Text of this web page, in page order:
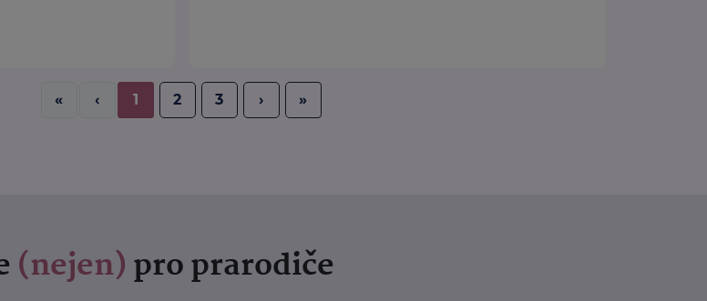
« ‹ 1 2 3 › »
(nejen)pro prarodiče